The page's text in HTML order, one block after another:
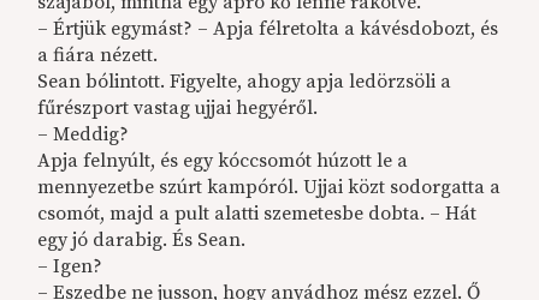
– Értjük egymást? – Apja félretolta a kávésdobozt, és
a fiára nézett.
Sean bólintott. Figyelte, ahogy apja ledörzsöli a
fűrészport vastag ujjai hegyéről.
– Meddig?
Apja felnyúlt, és egy kóccsomót húzott le a
mennyezetbe szúrt kampóról. Ujjai közt sodorgatta a
csomót, majd a pult alatti szemetesbe dobta. – Hát
egy jó darabig. És Sean.
– Igen?
– Eszedbe ne jusson, hogy anyádhoz mész ezzel. Ő